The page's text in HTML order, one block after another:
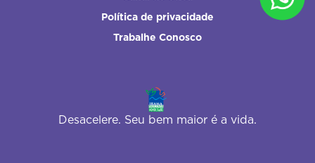
Política de privacidade
Trabalhe Conosco
Desacelere. Seu bem maior é a vida.